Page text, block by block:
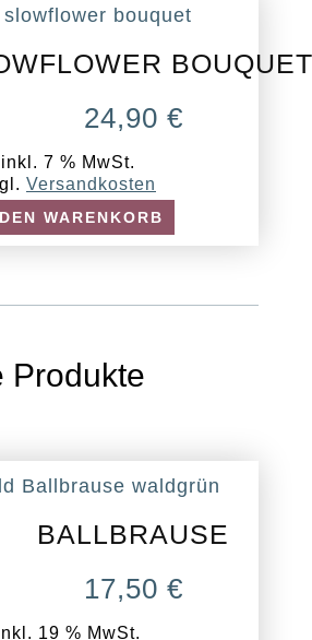
BOUQUET
24,90 €
inkl. 7 % MwSt.
Versandkosten
DEN WARENKORB
Produkte
BALLBRAUSE
17,50 €
19 % MwSt.